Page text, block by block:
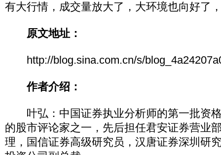
有大行情，成交量放大了，大环境也向好了
原文地址：
http://blog.sina.com.cn/s/
作者介绍：
叶弘：中国证券执业分析师的第一批资
的股市评论家之一，先后担任君安证券营业
理，国信证券高级研究员，汉唐证券深圳研